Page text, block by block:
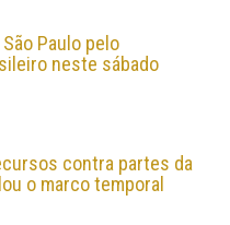
Paulo pelo
neste sábado
contra partes da
o marco temporal